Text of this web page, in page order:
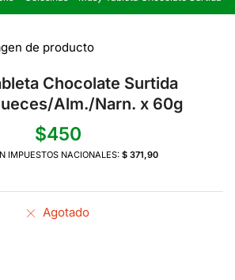
Chocolate Surtida
Alm./Narn. x 60g
$450
IMPUESTOS NACIONALES: $ 371,90
Agotado